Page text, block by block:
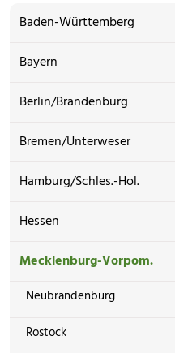
Baden-Württemberg
Bayern
Berlin/Brandenburg
Bremen/Unterweser
Hamburg/Schles.-Hol.
Hessen
Mecklenburg-Vorpom.
Neubrandenburg
Rostock